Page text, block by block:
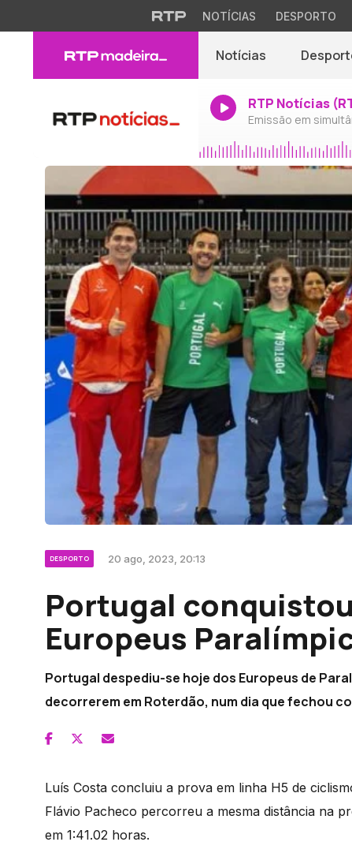
NOTÍCIAS DESPORTO
Notícias
RTP Notícias
Emissão em
DESPORTO 20 ago, 2023, 20:13
Portugal
Europeus
Portugal despediu-se hoje dos Europeus de
decorrerem em Roterdão, num dia que fechou
Luís Costa concluiu a prova em linha H5 de
Flávio Pacheco percorreu a mesma distância na
em 1:41.02 horas.